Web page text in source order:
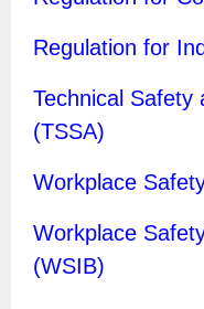
Regulation for
Technical Safety
(TSSA)
Workplace
Workplace
(WSIB)